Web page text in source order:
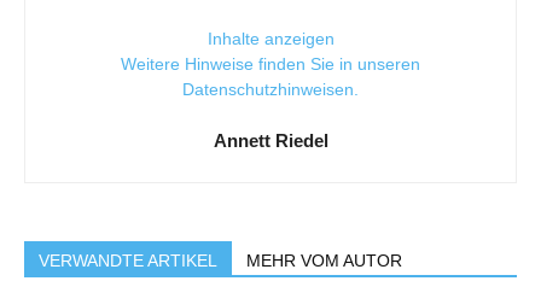
Inhalte anzeigen
Weitere Hinweise finden Sie in unseren
Datenschutzhinweisen
Annett Riedel
VERWANDTE ARTIKEL MEHR VOM AUTOR